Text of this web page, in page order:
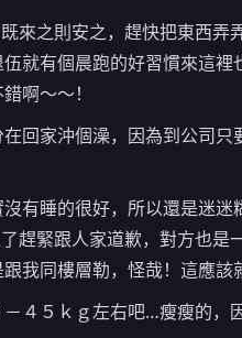
來之則安之，趕快把東西
就有個晨跑的好習慣來這
啊～～！
回家沖個澡，因為到公司
有睡的很好，所以還是迷
趕緊跟人家道歉，對方也是
我同樓層勒，怪哉！這應該
４５ｋｇ左右吧…瘦瘦的，